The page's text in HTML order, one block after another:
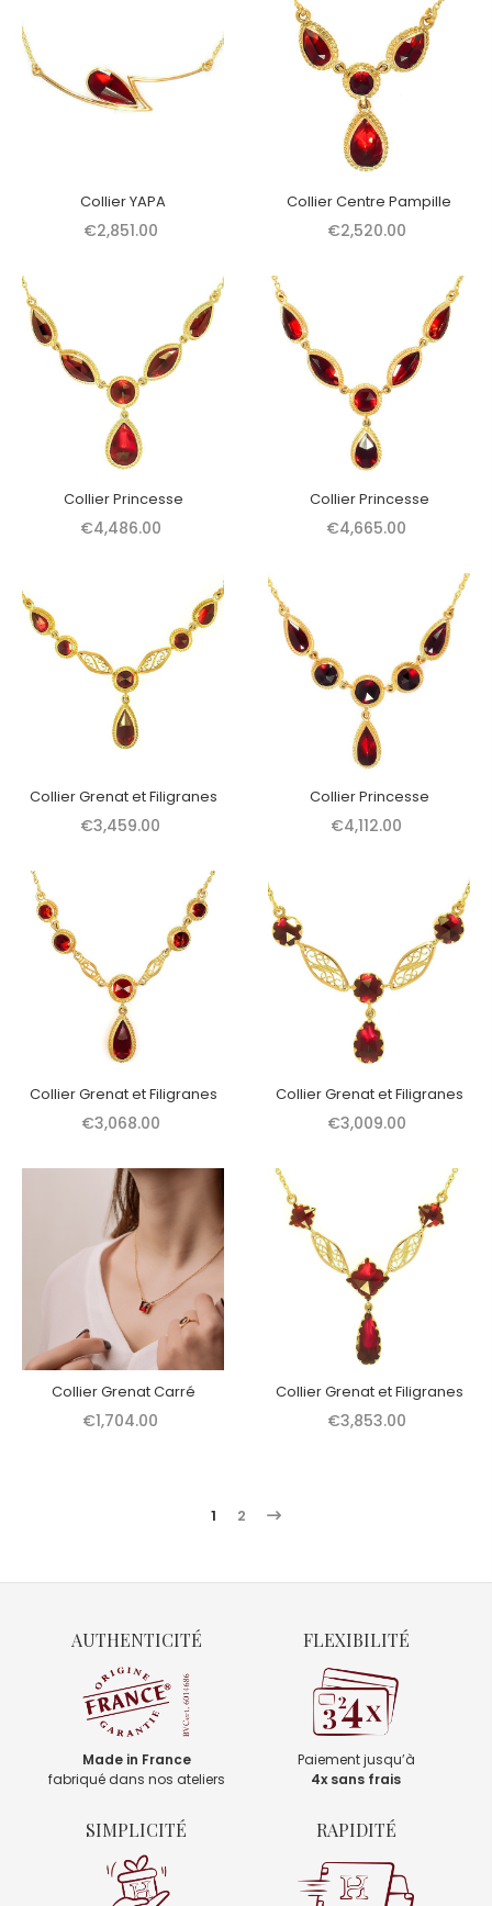
Collier YAPA
€2,851.00
Collier Centre Pampille
€2,520.00
Collier Princesse
€4,486.00
Collier Princesse
€4,665.00
Collier Grenat et Filigranes
€3,459.00
Collier Princesse
€4,112.00
Collier Grenat et Filigranes
€3,068.00
Collier Grenat et Filigranes
€3,009.00
Collier Grenat Carré
€1,704.00
Collier Grenat et Filigranes
€3,853.00
1 2
AUTHENTICITÉ
Made in France
fabriqué dans nos ateliers
FLEXIBILITÉ
Paiement jusqu’à
4x sans frais
SIMPLICITÉ RAPIDITÉ